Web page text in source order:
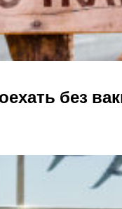
без